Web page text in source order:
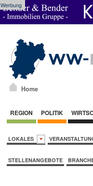
Werbung
Home
REGION POLITIK
LOKALES
STELLENANGEBOTE